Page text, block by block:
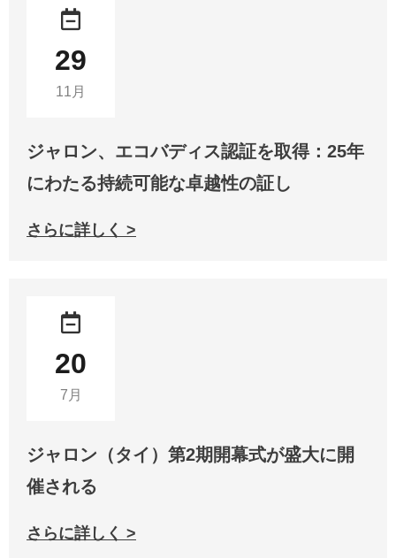
29
11月
ジャロン、エコバディス認証を取得：25年
にわたる持続可能な卓越性の証し
さらに詳しく >
20
7月
ジャロン（タイ）第2期開幕式が盛大に開
催される
さらに詳しく >